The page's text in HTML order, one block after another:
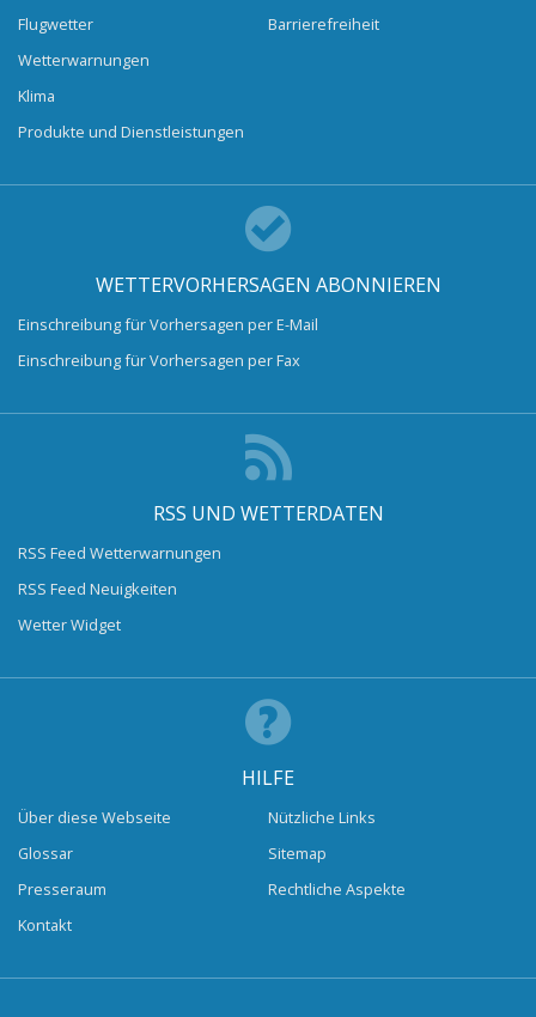
Flugwetter
Wetterwarnungen
Klima
Produkte und Dienstleistungen
Barrierefreiheit
WETTERVORHERSAGEN ABONNIEREN
Einschreibung für Vorhersagen per E-Mail
Einschreibung für Vorhersagen per Fax
RSS UND WETTERDATEN
RSS Feed Wetterwarnungen
RSS Feed Neuigkeiten
Wetter Widget
HILFE
Über diese Webseite
Glossar
Presseraum
Kontakt
Nützliche Links
Sitemap
Rechtliche Aspekte